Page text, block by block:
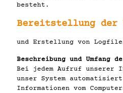
besteht.
Bereitstellung der
und Erstellung von
Beschreibung und Umfang
Bei jedem Aufruf unserer
unser System
Informationen vom